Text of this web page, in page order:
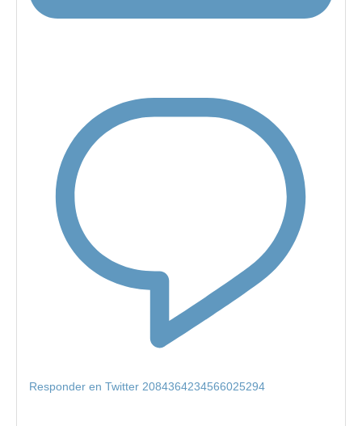
Responder en Twitter 2084364234566025294